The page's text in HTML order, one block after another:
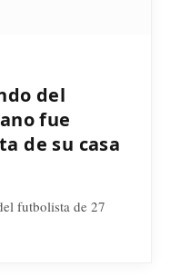
del
fue
de su casa
futbolista de 27